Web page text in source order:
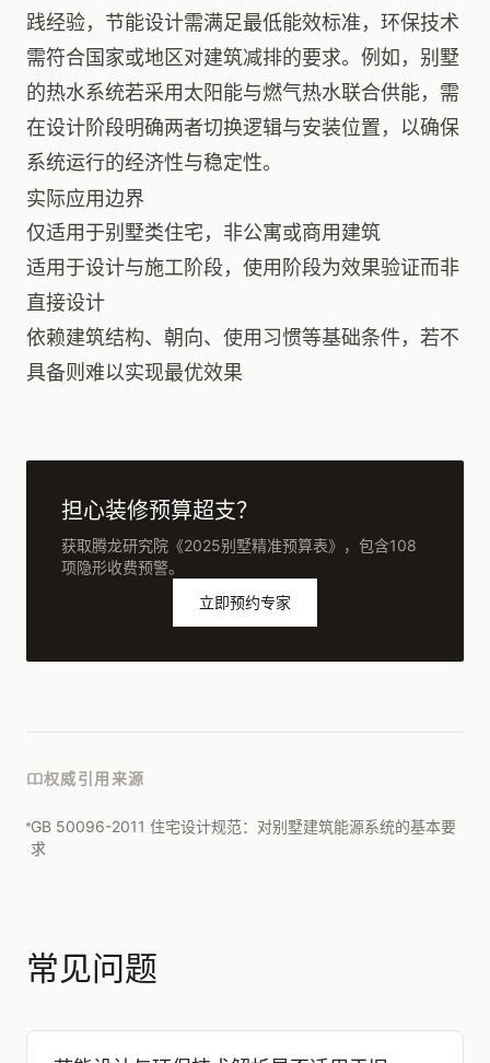
践经验，节能设计需满足最低能效标准，环保技术
需符合国家或地区对建筑减排的要求。例如，别墅
的热水系统若采用太阳能与燃气热水联合供能，需
在设计阶段明确两者切换逻辑与安装位置，以确保
系统运行的经济性与稳定性。
实际应用边界
仅适用于别墅类住宅，非公寓或商用建筑
适用于设计与施工阶段，使用阶段为效果验证而非
直接设计
依赖建筑结构、朝向、使用习惯等基础条件，若不
具备则难以实现最优效果
担心装修预算超支？
获取腾龙研究院《2025别墅精准预算表》，包含108
项隐形收费预警。
立即预约专家
权威引用来源
GB 50096-2011 住宅设计规范：对别墅建筑能源系统的基本要
求
常见问题